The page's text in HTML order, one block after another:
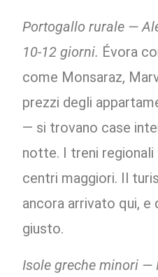
Portogallo rurale —
10-12 giorni. Évora
come Monsaraz,
prezzi degli
— si trovano case
notte. I treni regionali
centri maggiori. Il
ancora arrivato qui,
giusto.
Isole greche minori —